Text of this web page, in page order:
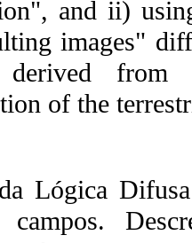
and ii)
images"
from
of the
Lógica
campos.